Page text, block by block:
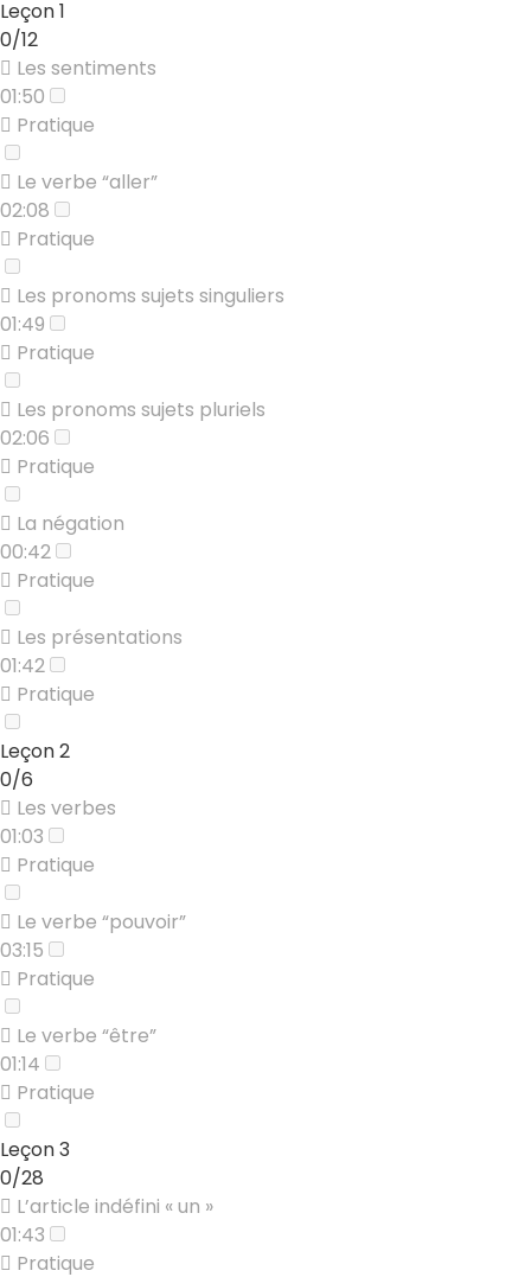
Leçon 1
0/12
Les sentiments
01:50
Pratique
Le verbe “aller”
02:08
Pratique
Les pronoms sujets singuliers
01:49
Pratique
Les pronoms sujets pluriels
02:06
Pratique
La négation
00:42
Pratique
Les présentations
01:42
Pratique
Leçon 2
0/6
Les verbes
01:03
Pratique
Le verbe “pouvoir”
03:15
Pratique
Le verbe “être”
01:14
Pratique
Leçon 3
0/28
L’article indéfini « un »
01:43
Pratique